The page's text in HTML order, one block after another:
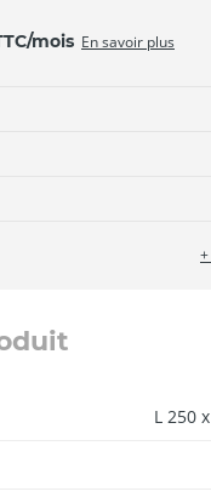
mois En savoir plus
L 250